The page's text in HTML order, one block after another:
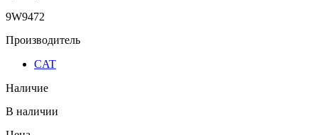
9W9472
Производитель
CAT
Наличие
В наличии